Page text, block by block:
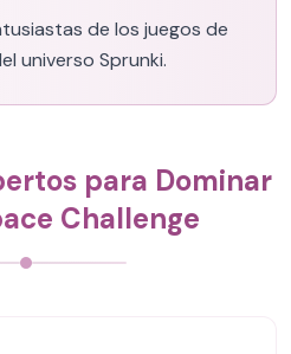
de los juegos de
universo Sprunki.
para Dominar
Challenge